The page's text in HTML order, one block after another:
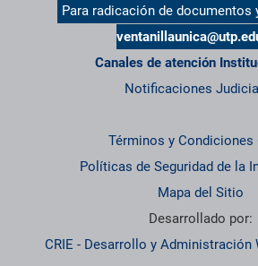
Para radicación de
Canales de atención
Notificaciones
Términos y Condiciones
Políticas de Seguridad de la
Mapa del Sitio
Desarrollado por:
CRIE - Desarrollo y Administración